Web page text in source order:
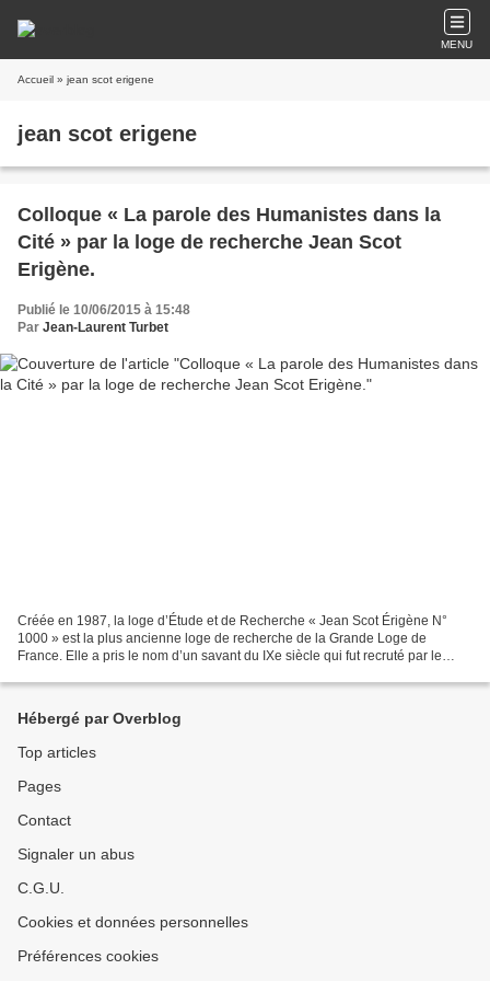
MENU
Accueil » jean scot erigene
jean scot erigene
Colloque « La parole des Humanistes dans la
Cité » par la loge de recherche Jean Scot
Erigène.
Publié le 10/06/2015 à 15:48
Par Jean-Laurent Turbet
Créée en 1987, la loge d’Étude et de Recherche « Jean Scot Érigène N°
1000 » est la plus ancienne loge de recherche de la Grande Loge de
France. Elle a pris le nom d’un savant du IXe siècle qui fut recruté par le
Hébergé par Overblog
Top articles
Pages
Contact
Signaler un abus
C.G.U.
Cookies et données personnelles
Préférences cookies